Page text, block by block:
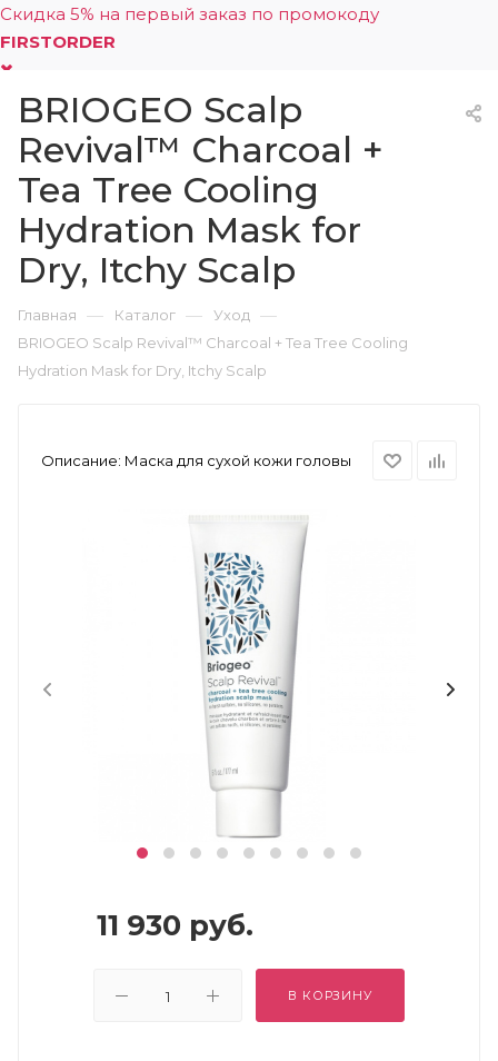
Скидка 5% на первый заказ по промокоду
FIRSTORDER
0
BRIOGEO Scalp
Revival™ Charcoal +
Tea Tree Cooling
Hydration Mask for
Dry, Itchy Scalp
Главная — Каталог — Уход —
BRIOGEO Scalp Revival™ Charcoal + Tea Tree Cooling
Hydration Mask for Dry, Itchy Scalp
Описание: Маска для сухой кожи головы
11 930 руб.
В КОРЗИНУ